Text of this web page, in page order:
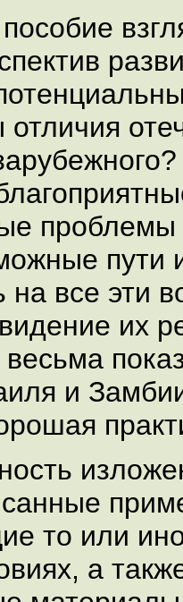
пособие
проблемы
пути
на все эти
их
весьма
и
то или
а